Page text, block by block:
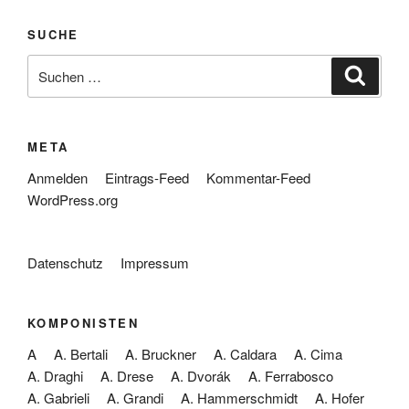
SUCHE
nach:
META
Anmelden Eintrags-Feed
Kommentar-Feed
WordPress.org
Datenschutz Impressum
KOMPONISTEN
A A. Bertali A. Bruckner A. Caldara
A. Cima
A. Draghi
A. Drese A. Dvorák
A. Ferrabosco
A. Gabrieli
A. Grandi A. Hammerschmidt
A. Hofer